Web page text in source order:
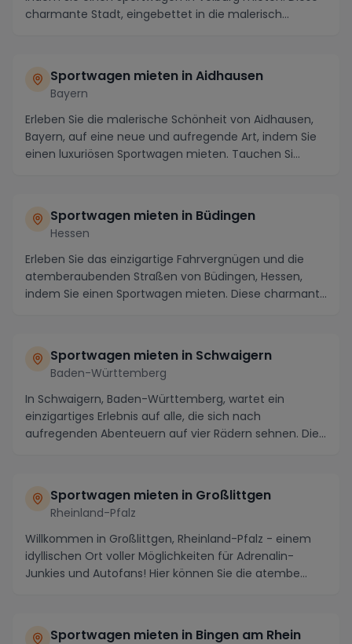
charmante Stadt, eingebettet in die malerisch...
Sportwagen mieten in Aidhausen
Bayern
Erleben Sie die malerische Schönheit von Aidhausen,
Bayern, auf eine neue und aufregende Art, indem Sie
einen luxuriösen Sportwagen mieten. Tauchen Si...
Sportwagen mieten in Büdingen
Hessen
Erleben Sie das einzigartige Fahrvergnügen und die
atemberaubenden Straßen von Büdingen, Hessen,
indem Sie einen Sportwagen mieten. Diese charmante
Sportwagen mieten in Schwaigern
Baden-Württemberg
In Schwaigern, Baden-Württemberg, wartet ein
einzigartiges Erlebnis auf alle, die sich nach
aufregenden Abenteuern auf vier Rädern sehnen. Die
Sportwagen mieten in Großlittgen
Rheinland-Pfalz
Willkommen in Großlittgen, Rheinland-Pfalz - einem
idyllischen Ort voller Möglichkeiten für Adrenalin-
Junkies und Autofans! Hier können Sie die atembe...
Sportwagen mieten in Bingen am Rhein